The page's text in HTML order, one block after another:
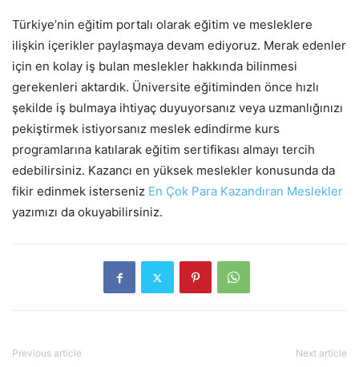
Türkiye’nin eğitim portalı olarak eğitim ve mesleklere
ilişkin içerikler paylaşmaya devam ediyoruz. Merak edenler
için en kolay iş bulan meslekler hakkında bilinmesi
gerekenleri aktardık. Üniversite eğitiminden önce hızlı
şekilde iş bulmaya ihtiyaç duyuyorsanız veya uzmanlığınızı
pekiştirmek istiyorsanız meslek edindirme kurs
programlarına katılarak eğitim sertifikası almayı tercih
edebilirsiniz. Kazancı en yüksek meslekler konusunda da
fikir edinmek isterseniz En Çok Para Kazandıran Meslekler
yazımızı da okuyabilirsiniz.
Previous article Next article